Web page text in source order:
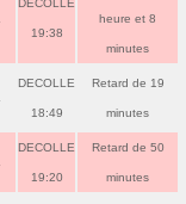
DECOLLE
19:38
heure et 8
minutes
DECOLLE
18:49
Retard de 19
minutes
DECOLLE
19:20
Retard de 50
minutes